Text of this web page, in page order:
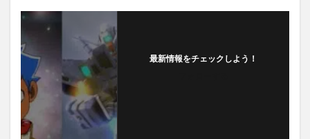
最新情報をチェックしよう！